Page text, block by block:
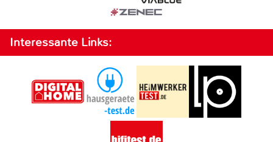
Interessante Links: